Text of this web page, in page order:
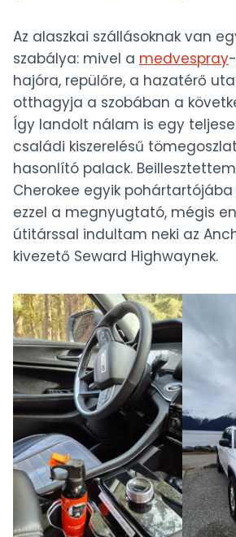
Az alaszkai szállásoknak van
szabálya: mivel a medvespray
hajóra, repülőre, a hazatérő
otthagyja a szobában a
Így landolt nálam is egy
családi kiszerelésű
hasonlító palack.
Cherokee egyik
ezzel a megnyugtató, mégis
útitárssal indultam neki az
kivezető Seward Highwaynek.